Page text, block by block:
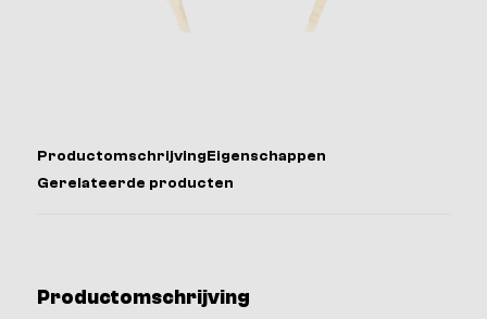
ProductomschrijvingEigenschappen
Gerelateerde producten
Productomschrijving